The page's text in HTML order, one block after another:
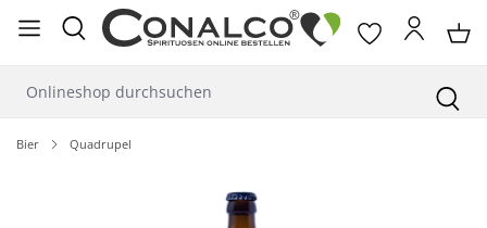
springen
Bier Quadrupel